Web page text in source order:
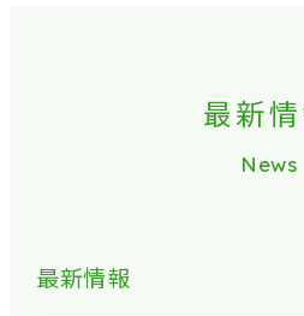
ス目的以外の方や一般の
最新
News
最新情報